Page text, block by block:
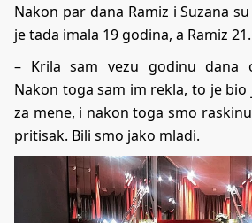
Nakon par dana Ramiz i Suzana
je tada imala 19 godina, a Ramiz 21.
– Krila sam vezu godinu dana
Nakon toga sam im rekla, to je
za mene, i nakon toga smo
pritisak. Bili smo jako mladi.